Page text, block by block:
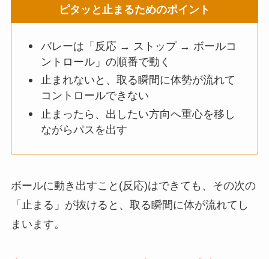
ピタッと止まるためのポイント
バレーは「反応 → ストップ → ボールコ
ントロール」の順番で動く
止まれないと、取る瞬間に体勢が流れて
コントロールできない
止まったら、出したい方向へ重心を移し
ながらパスを出す
ボールに動き出すこと(反応)はできても、その次の
「止まる」が抜けると、取る瞬間に体が流れてし
まいます。